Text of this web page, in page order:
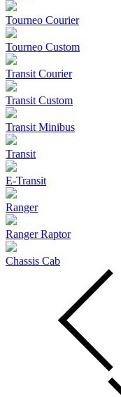
Tourneo Courier
Tourneo Custom
Transit Courier
Transit Custom
Transit Minibus
Transit
E-Transit
Ranger
Ranger Raptor
Chassis Cab